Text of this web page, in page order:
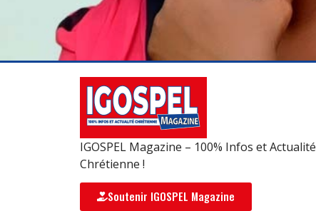
IGOSPEL Magazine – 100% Infos et Actualité
Chrétienne !
Soutenir IGOSPEL Magazine